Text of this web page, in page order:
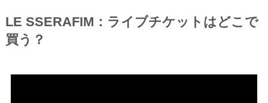
LE SSERAFIM：ライブチケットはどこで
買う？